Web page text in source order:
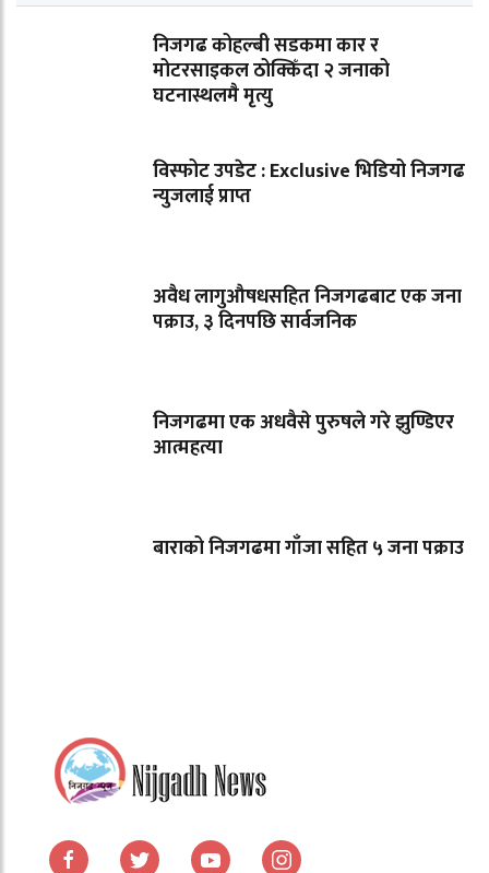
निजगढ कोहल्बी सडकमा कार र
मोटरसाइकल ठोक्किँदा २ जनाको
घटनास्थलमै मृत्यु
विस्फोट उपडेट : Exclusive भिडियो निजगढ
न्युजलाई प्राप्त
अवैध लागुऔषधसहित निजगढबाट एक जना
पक्राउ, ३ दिनपछि सार्वजनिक
निजगढमा एक अधवैसे पुरुषले गरे झुण्डिएर
आत्महत्या
बाराको निजगढमा गाँजा सहित ५ जना पक्राउ